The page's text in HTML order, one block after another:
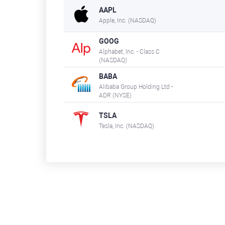
AAPL
Apple, Inc. (NASDAQ)
GOOG
Alphabet, Inc. - Class C
(NASDAQ)
BABA
Alibaba Group Holding Ltd -
ADR (NYSE)
TSLA
Tesla, Inc. (NASDAQ)